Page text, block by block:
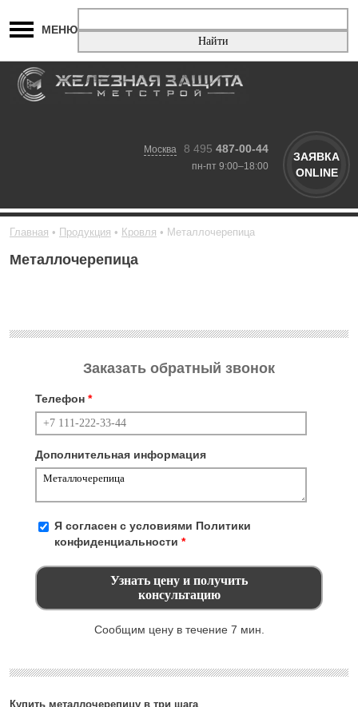
МЕНЮ
Москва 8 495 487-00-44
пн-пт 9:00–18:00
ЗАЯВКА
ONLINE
Главная Продукция Кровля Металлочерепица
Металлочерепица
Купить металлочерепицу в три шага
Заказать обратный звонок
Телефон *
Дополнительная информация
Я согласен с условиями Политики
конфиденциальности *
Сообщим цену в течение 7 мин.